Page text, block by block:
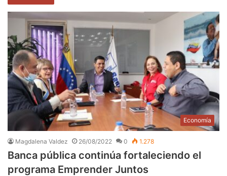
Economía
Magdalena Valdez 26/08/2022 0 1.278
Banca pública continúa fortaleciendo el
programa Emprender Juntos